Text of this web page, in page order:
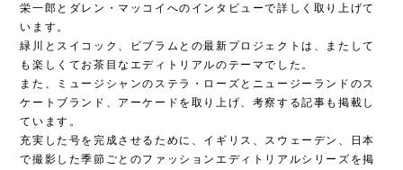
栄一郎とダレン・マッコイへのインタビューで詳しく取り上げて
います。
緑川とスイコック、ビブラムとの最新プロジェクトは、またして
も楽しくてお茶目なエディトリアルのテーマでした。
また、ミュージシャンのステラ・ローズとニュージーランドのス
ケートブランド、アーケードを取り上げ、考察する記事も掲載し
ています。
充実した号を完成させるために、イギリス、スウェーデン、日本
で撮影した季節ごとのファッションエディトリアルシリーズを掲